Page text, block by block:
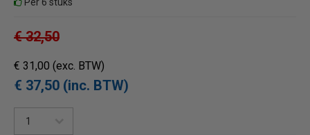
€ 32,50
€ 31,00 (exc. BTW)
€ 37,50 (inc. BTW)